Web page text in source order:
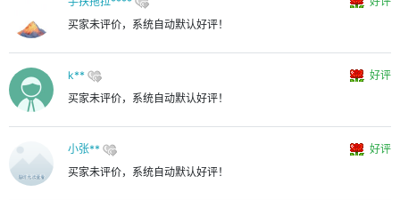
买家未评价，系统自动默认好评！
k**
好评
买家未评价，系统自动默认好评！
小张**
好评
买家未评价，系统自动默认好评！